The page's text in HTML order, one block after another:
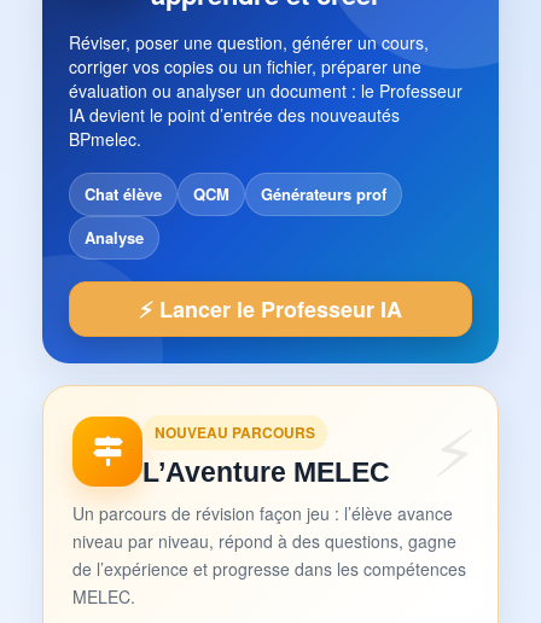
Réviser, poser une question, générer un cours,
corriger vos copies ou un fichier, préparer une
évaluation ou analyser un document : le Professeur
IA devient le point d’entrée des nouveautés
BPmelec.
Chat élève QCM
Générateurs prof
Analyse
⚡ Lancer le Professeur IA
NOUVEAU PARCOURS
L’Aventure MELEC
Un parcours de révision façon jeu : l’élève avance
niveau par niveau, répond à des questions, gagne
de l’expérience et progresse dans les compétences
MELEC.